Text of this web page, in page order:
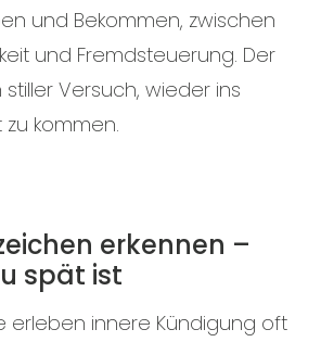
und Bekommen, zwischen
und Fremdsteuerung. Der
stiller Versuch, wieder ins
kommen.
erkennen –
spät ist
erleben innere Kündigung oft